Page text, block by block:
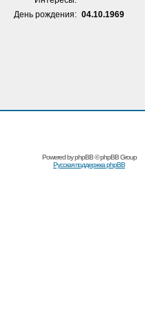
День рождения: 04.10.1969
Powered byphpBB© phpBB Group
Русская поддержка phpBB